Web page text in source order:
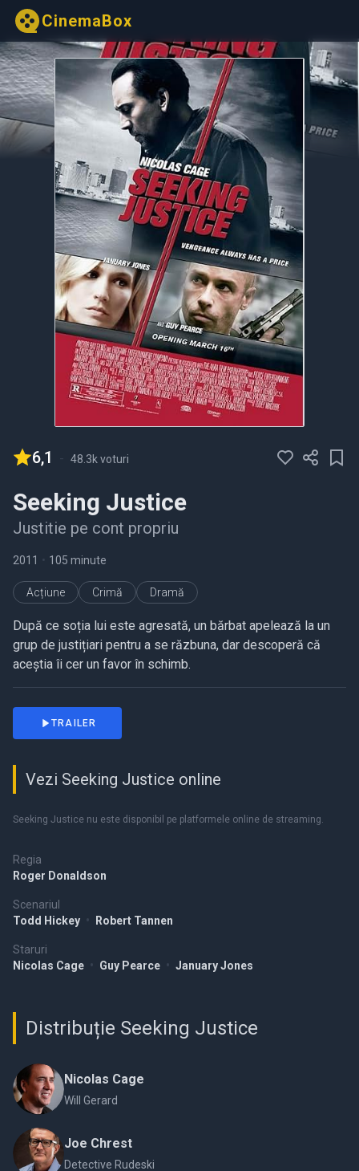
CinemaBox
6,1 - 48.3k voturi
Seeking Justice
Justitie pe cont propriu
2011 • 105 minute
Acțiune Crimă Dramă
După ce soția lui este agresată, un bărbat apelează la un
grup de justițiari pentru a se răzbuna, dar descoperă că
aceștia îi cer un favor în schimb.
Regia
Roger Donaldson
Scenariul
Todd Hickey • Robert Tannen
Staruri
Nicolas Cage • Guy Pearce • January Jones
TRAILER
Vezi Seeking Justice online
Seeking Justice nu este disponibil pe platformele online de streaming.
Distribuție Seeking Justice
Nicolas Cage
Will Gerard
Joe Chrest
Detective Rudeski